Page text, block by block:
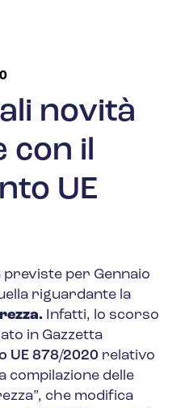
novità
con il
UE
per Gennaio
riguardante la
Infatti, lo scorso
in Gazzetta
UE 878/2020 relativo
compilazione delle
”, che modifica